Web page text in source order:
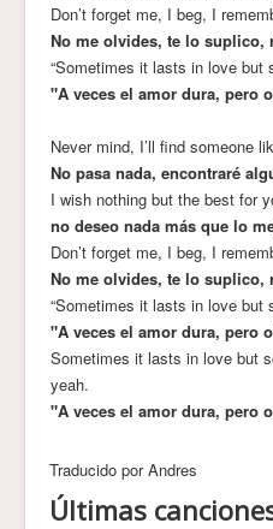
Don’t forget me, I beg, I
No me olvides, te lo suplico,
“Sometimes it lasts in love but
"A veces el amor dura, pero
Never mind, I’ll find someone
No pasa nada, encontraré
I wish nothing but the best for
no deseo nada más que lo
Don’t forget me, I beg, I
No me olvides, te lo suplico,
“Sometimes it lasts in love but
"A veces el amor dura, pero
Sometimes it lasts in love but
yeah.
"A veces el amor dura, pero
Traducido por Andres
Últimas